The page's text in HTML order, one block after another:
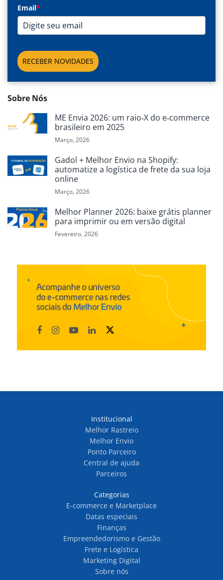
Email*
RECEBER NOVIDADES
Sobre Nós
ME Envia 2026: um raio‑X do e‑commerce
brasileiro em 2025
Março, 2026
Gadol + Melhor Envio na Shopify:
automatize a logística de frete da sua loja
online
Março, 2026
Melhor Planner 2026: baixe grátis planner
para imprimir ou em versão digital
Fevereiro, 2026
Institucional
Melhor Rastreio
Melhor Envio
Ponto Parceiro
Central de ajuda
Parceiros
Categorias
E-commerce e Marketplace
Datas especiais
Finanças
Empreendedorismo e Gestão
Frete e Logística
Marketing Digital
Sobre nós